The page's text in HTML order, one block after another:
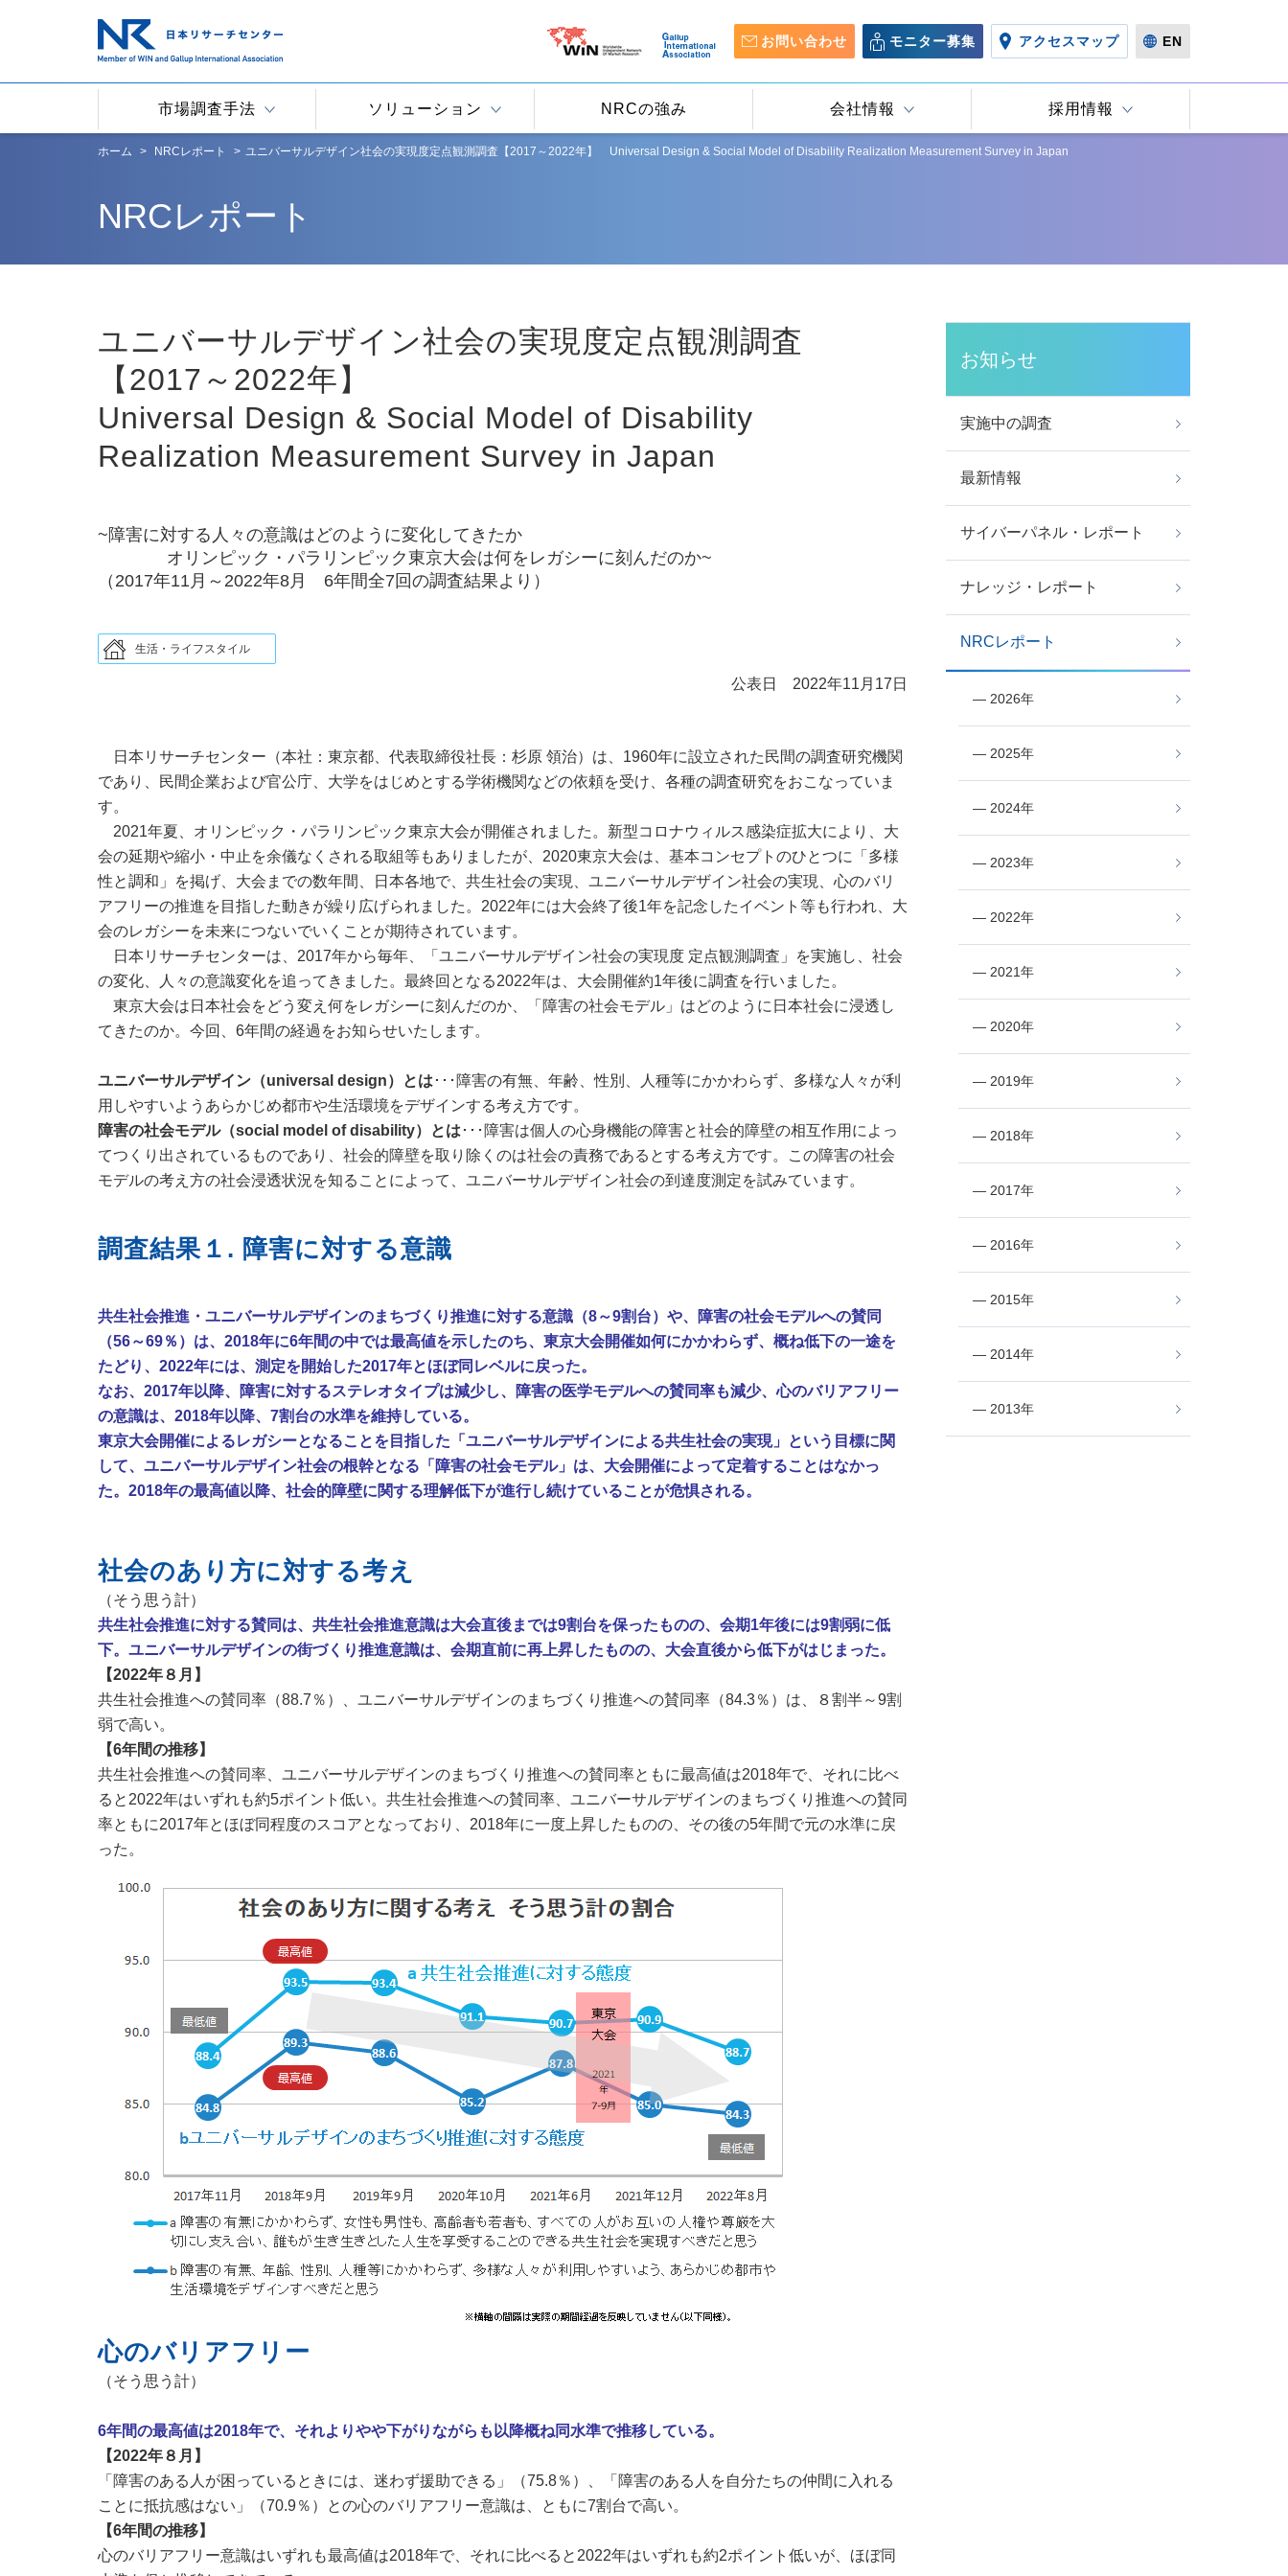
お問い合わせ モニター募集 アクセスマップ EN
市場調査手法 ソリューション NRCの強み 会社情報 採用情報
ホーム NRCレポート ユニバーサルデザイン社会の実現度定点観測調査【2017～2022年】 Universal Design & Social Model of Disability Realization Measurement Survey in Japan
NRCレポート
ユニバーサルデザイン社会の実現度定点観測調査
【2017～2022年】
Universal Design & Social Model of Disability
Realization Measurement Survey in Japan
~障害に対する人々の意識はどのように変化してきたか
オリンピック・パラリンピック東京大会は何をレガシーに刻んだのか~
（2017年11月～2022年8月 6年間全7回の調査結果より）
生活・ライフスタイル
公表日 2022年11月17日
日本リサーチセンター（本社：東京都、代表取締役社長：杉原 領治）は、1960年に設立された民間の調査研究機関
であり、民間企業および官公庁、大学をはじめとする学術機関などの依頼を受け、各種の調査研究をおこなっていま
す。
2021年夏、オリンピック・パラリンピック東京大会が開催されました。新型コロナウィルス感染症拡大により、大
会の延期や縮小・中止を余儀なくされる取組等もありましたが、2020東京大会は、基本コンセプトのひとつに「多様
性と調和」を掲げ、大会までの数年間、日本各地で、共生社会の実現、ユニバーサルデザイン社会の実現、心のバリ
アフリーの推進を目指した動きが繰り広げられました。2022年には大会終了後1年を記念したイベント等も行われ、大
会のレガシーを未来につないでいくことが期待されています。
日本リサーチセンターは、2017年から毎年、「ユニバーサルデザイン社会の実現度 定点観測調査」を実施し、社会
の変化、人々の意識変化を追ってきました。最終回となる2022年は、大会開催約1年後に調査を行いました。
東京大会は日本社会をどう変え何をレガシーに刻んだのか、「障害の社会モデル」はどのように日本社会に浸透し
てきたのか。今回、6年間の経過をお知らせいたします。
ユニバーサルデザイン（universal design）とは ･･･障害の有無、年齢、性別、人種等にかかわらず、多様な人々が利
用しやすいようあらかじめ都市や生活環境をデザインする考え方です。
障害の社会モデル（social model of disability）とは ･･･障害は個人の心身機能の障害と社会的障壁の相互作用によっ
てつくり出されているものであり、社会的障壁を取り除くのは社会の責務であるとする考え方です。この障害の社会
モデルの考え方の社会浸透状況を知ることによって、ユニバーサルデザイン社会の到達度測定を試みています。
調査結果１. 障害に対する意識
共生社会推進・ユニバーサルデザインのまちづくり推進に対する意識（8～9割台）や、障害の社会モデルへの賛同
（56～69％）は、2018年に6年間の中では最高値を示したのち、東京大会開催如何にかかわらず、概ね低下の一途を
たどり、2022年には、測定を開始した2017年とほぼ同レベルに戻った。
なお、2017年以降、障害に対するステレオタイプは減少し、障害の医学モデルへの賛同率も減少、心のバリアフリー
の意識は、2018年以降、7割台の水準を維持している。
東京大会開催によるレガシーとなることを目指した「ユニバーサルデザインによる共生社会の実現」という目標に関
して、ユニバーサルデザイン社会の根幹となる「障害の社会モデル」は、大会開催によって定着することはなかっ
た。2018年の最高値以降、社会的障壁に関する理解低下が進行し続けていることが危惧される。
社会のあり方に対する考え
（そう思う計）
共生社会推進に対する賛同は、共生社会推進意識は大会直後までは9割台を保ったものの、会期1年後には9割弱に低
下。ユニバーサルデザインの街づくり推進意識は、会期直前に再上昇したものの、大会直後から低下がはじまった。
【2022年８月】
共生社会推進への賛同率（88.7 ％）、ユニバーサルデザインのまちづくり推進への賛同率（84.3％）は、８割半～9割
弱で高い。
【6年間の推移】
共生社会推進への賛同率、ユニバーサルデザインのまちづくり推進への賛同率ともに最高値は2018年で、それに比べ
ると2022年はいずれも約5ポイント低い。共生社会推進への賛同率、ユニバーサルデザインのまちづくり推進への賛同
率ともに2017年とほぼ同程度のスコアとなっており、2018年に一度上昇したものの、その後の5年間で元の水準に戻
った。
心のバリアフリー
（そう思う計）
6年間の最高値は2018年で、それよりやや下がりながらも以降概ね同水準で推移している。
【2022年８月】
「障害のある人が困っているときには、迷わず援助できる」（75.8％）、「障害のある人を自分たちの仲間に入れる
ことに抵抗感はない」（70.9％）との心のバリアフリー意識は、ともに7割台で高い。
【6年間の推移】
心のバリアフリー意識はいずれも最高値は2018年で、それに比べると2022年はいずれも約2ポイント低いが、ほぼ同
お知らせ
実施中の調査
最新情報
サイバーパネル・レポート
ナレッジ・レポート
NRCレポート
― 2026年
― 2025年
― 2024年
― 2023年
― 2022年
― 2021年
― 2020年
― 2019年
― 2018年
― 2017年
― 2016年
― 2015年
― 2014年
― 2013年